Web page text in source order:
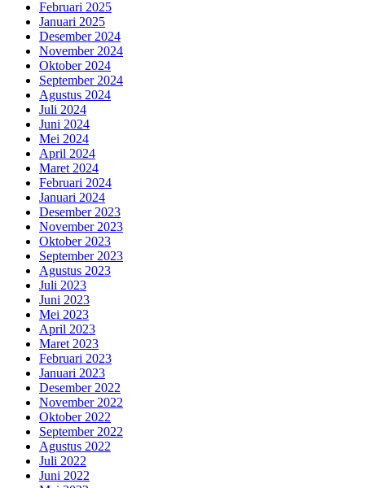
Februari 2025
Januari 2025
Desember 2024
November 2024
Oktober 2024
September 2024
Agustus 2024
Juli 2024
Juni 2024
Mei 2024
April 2024
Maret 2024
Februari 2024
Januari 2024
Desember 2023
November 2023
Oktober 2023
September 2023
Agustus 2023
Juli 2023
Juni 2023
Mei 2023
April 2023
Maret 2023
Februari 2023
Januari 2023
Desember 2022
November 2022
Oktober 2022
September 2022
Agustus 2022
Juli 2022
Juni 2022